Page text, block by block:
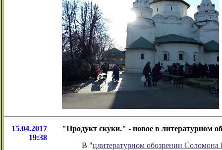
15.04.2017
19:38
"Продукт скуки." - новое в литературном
В "цлитературном обозрении